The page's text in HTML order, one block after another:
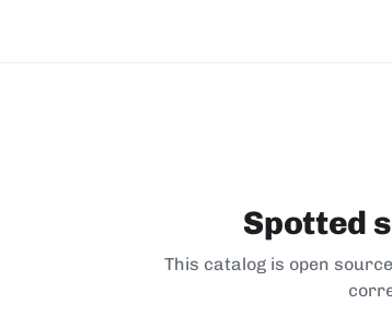
Spotted
This catalog is open